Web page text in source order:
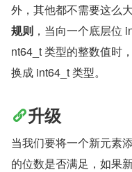
外，其他都不需要这么
规则 ，当向一个底层位
nt64_t 类型的整数值时
换成 int64_t 类型。
升级
当我们要将一个新元素
的位数是否满足，如果